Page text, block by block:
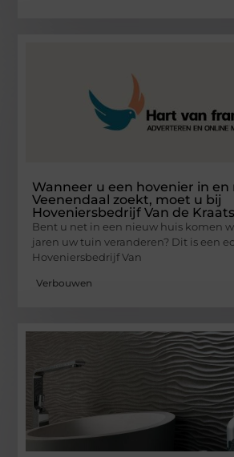
Wanneer u een hovenier in en
Veenendaal zoekt, moet u bij
Hoveniersbedrijf Van de
Bent u net in een nieuw huis komen
jaren uw tuin veranderen? Dit is een
Hoveniersbedrijf Van
Verbouwen